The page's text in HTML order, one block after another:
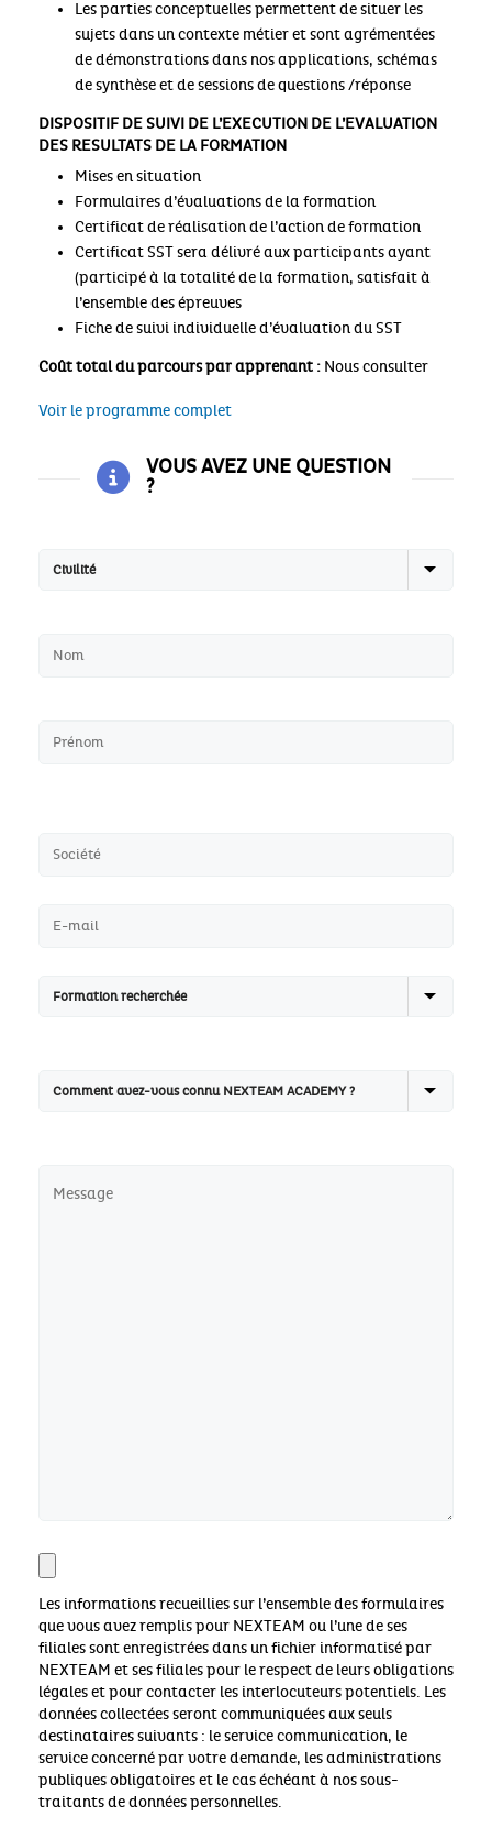
Les parties conceptuelles permettent de situer les
sujets dans un contexte métier et sont agrémentées
de démonstrations dans nos applications, schémas
de synthèse et de sessions de questions /réponse
DISPOSITIF DE SUIVI DE L’EXECUTION DE L’EVALUATION
DES RESULTATS DE LA FORMATION
Mises en situation
Formulaires d’évaluations de la formation
Certificat de réalisation de l’action de formation
Certificat SST sera délivré aux participants ayant
(participé à la totalité de la formation, satisfait à
l’ensemble des épreuves
Fiche de suivi individuelle d’évaluation du SST
Coût total du parcours par apprenant : Nous consulter
Voir le programme complet
VOUS AVEZ UNE QUESTION
?
Les informations recueillies sur l’ensemble des formulaires
que vous avez remplis pour NEXTEAM ou l’une de ses
filiales sont enregistrées dans un fichier informatisé par
NEXTEAM et ses filiales pour le respect de leurs obligations
légales et pour contacter les interlocuteurs potentiels. Les
données collectées seront communiquées aux seuls
destinataires suivants : le service communication, le
service concerné par votre demande, les administrations
publiques obligatoires et le cas échéant à nos sous-
traitants de données personnelles.